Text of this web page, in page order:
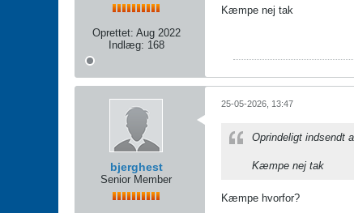
Oprettet: Aug 2022
Indlæg: 168
Kæmpe nej tak
bjerghest
Senior Member
25-05-2026, 13:47
Oprindeligt indsendt
Kæmpe nej tak
Kæmpe hvorfor?